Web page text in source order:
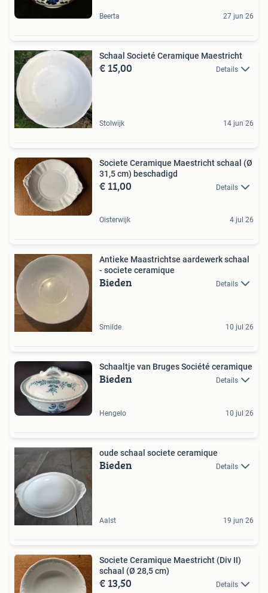
Beerta 27 jun 26
Schaal Societé Ceramique Maestricht
€ 15,00 Details
Stolwijk 14 jun 26
Societe Ceramique Maestricht schaal (Ø
31,5 cm) beschadigd
€ 11,00 Details
Oisterwijk 4 jul 26
Antieke Maastrichtse aardewerk schaal
- societe ceramique
Bieden Details
Smilde 10 jul 26
Schaaltje van Bruges Société ceramique
Bieden Details
Hengelo 10 jul 26
oude schaal societe ceramique
Bieden Details
Aalst 19 jun 26
Societe Ceramique Maestricht (Div II)
schaal (Ø 28,5 cm)
€ 13,50 Details